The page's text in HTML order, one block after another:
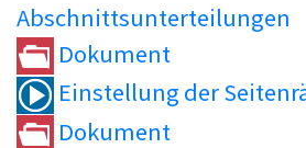
Abschnittsunterteilungen
Dokument
Einstellung der
Dokument